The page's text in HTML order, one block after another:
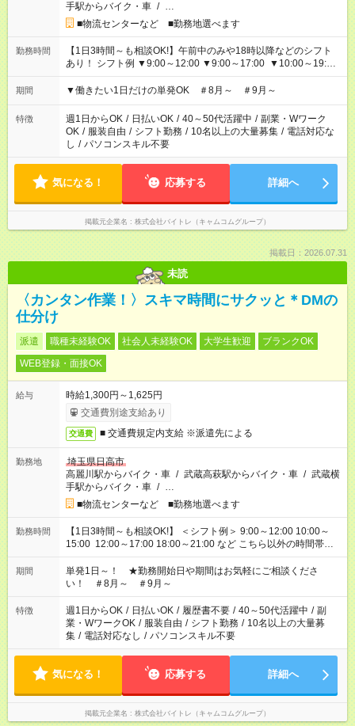
手駅からバイク・車 / …
■物流センターなど ■勤務地選べます
勤務時間
【1日3時間～も相談OK!】午前中のみや18時以降などのシフト
あり！ シフト例 ▼9:00～12:00 ▼9:00～17:00 ▼10:00～19:00
▼18:00～21:00
期間 ▼働きたい1日だけの単発OK ＃8月～ ＃9月～
特徴 週1日からOK / 日払いOK / 40～50代活躍中 / 副業・Wワーク
OK / 服装自由 / シフト勤務 / 10名以上の大量募集 / 電話対応な
し / パソコンスキル不要
気になる！ 応募する 詳細へ
掲載元企業名 株式会社バイトレ（キャムコムグループ）
掲載日：2026.07.31
未読
〈カンタン作業！〉スキマ時間にサクッと＊DMの
仕分け
派遣 職種未経験OK 社会人未経験OK 大学生歓迎
ブランクOK
WEB登録・面接OK
給与
時給1,300円～1,625円
交通費別途支給あり
交通費 ■ 交通費規定内支給 ※派遣先による
勤務地
埼玉県日高市
高麗川駅からバイク・車 / 武蔵高萩駅からバイク・車 / 武蔵横
手駅からバイク・車 / …
■物流センターなど ■勤務地選べます
勤務時間
【1日3時間～も相談OK!】 ＜シフト例＞ 9:00～12:00 10:00～
15:00 12:00～17:00 18:00～21:00 など こちら以外の時間帯も
お気軽にご相談ください！
期間
単発1日～！ ★勤務開始日や期間はお気軽にご相談くださ
い！ ＃8月～ ＃9月～
特徴 週1日からOK / 日払いOK / 履歴書不要 / 40～50代活躍中 / 副
業・WワークOK / 服装自由 / シフト勤務 / 10名以上の大量募
集 / 電話対応なし / パソコンスキル不要
気になる！ 応募する 詳細へ
掲載元企業名 株式会社バイトレ（キャムコムグループ）